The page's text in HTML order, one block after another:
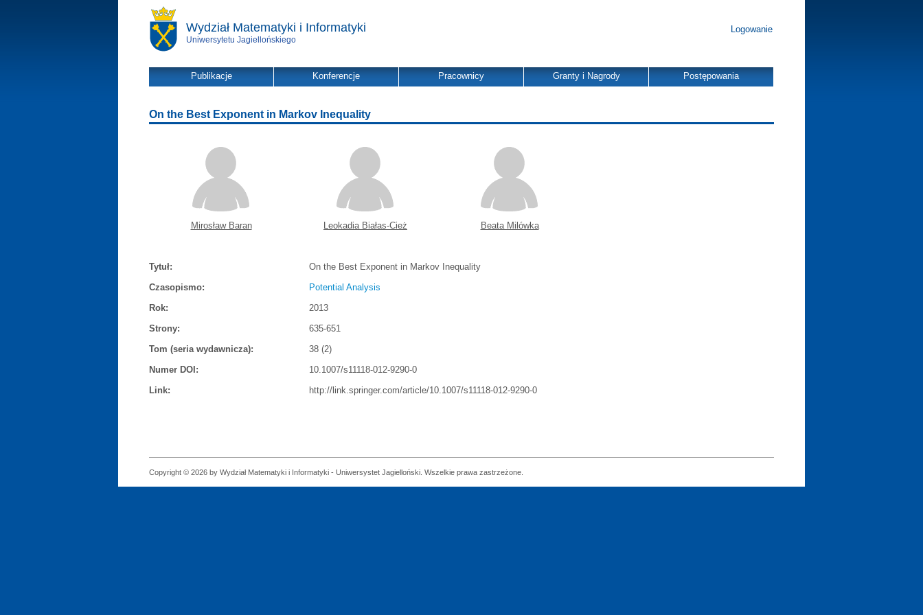
Wydział Matematyki i Informatyki
Uniwersytetu Jagiellońskiego
Logowanie
Publikacje Konferencje Pracownicy Granty i Nagrody Postępowania
On the Best Exponent in Markov Inequality
Mirosław Baran Leokadia Białas-Cież Beata Milówka
Tytuł:
On the Best Exponent in Markov Inequality
Czasopismo:
Potential Analysis
Rok:
2013
Strony:
635-651
Tom (seria wydawnicza):
38 (2)
Numer DOI:
10.1007/s11118-012-9290-0
Link:
http://link.springer.com/article/10.1007/s11118-012-9290-0
Copyright © 2026 by Wydział Matematyki i Informatyki - Uniwersystet Jagielloński. Wszelkie prawa zastrzeżone.